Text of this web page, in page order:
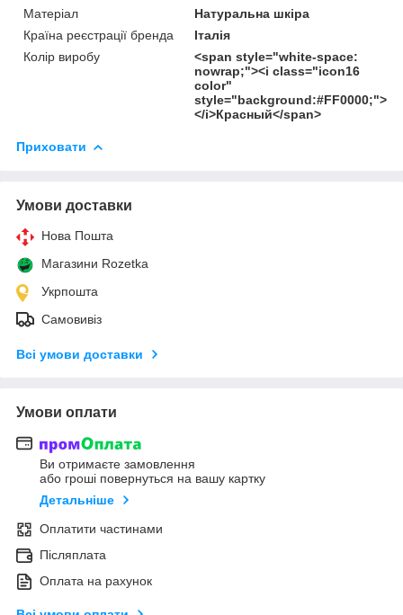
Матеріал
Натуральна шкіра
Країна реєстрації бренда
Італія
Колір виробу
<span style="white-space:
nowrap;"><i class="icon16
color"
style="background:#FF0000;">
</i>Красный</span>
Приховати
Умови доставки
Нова Пошта
Магазини Rozetka
Укрпошта
Самовивіз
Всі умови доставки
Умови оплати
Ви отримаєте замовлення
або гроші повернуться на вашу картку
Детальніше
Оплатити частинами
Післяплата
Оплата на рахунок